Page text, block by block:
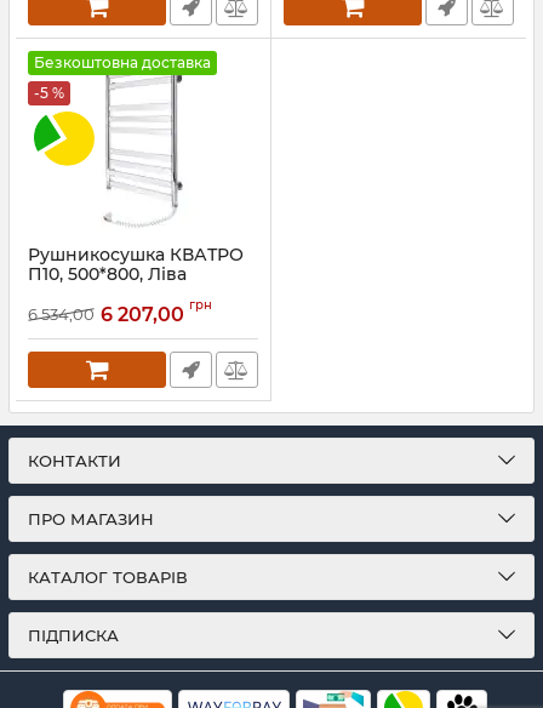
Безкоштовна доставка
-5 %
Рушникосушка КВАТРО
П10, 500*800, Ліва
6 534,00 6 207,00 грн
КОНТАКТИ
ПРО МАГАЗИН
КАТАЛОГ ТОВАРІВ
ПІДПИСКА